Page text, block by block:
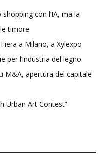
con l’IA, ma la
timore
a Milano, a Xylexpo
per l’industria del legno
M&A, apertura del capitale
Urban Art Contest”